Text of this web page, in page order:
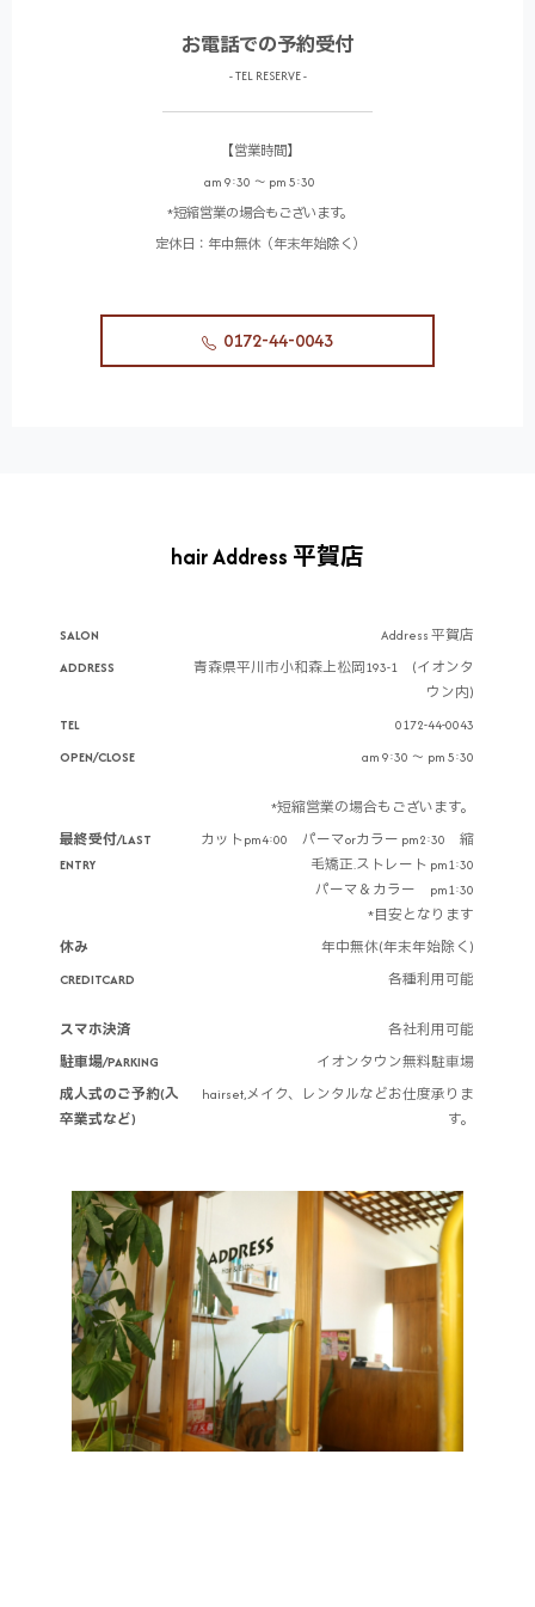
お電話での予約受付
- TEL RESERVE -
【営業時間】
am 9:30 〜 pm 5:30
*短縮営業の場合もございます。
定休日：年中無休（年末年始除く）
0172-44-0043
hair Address 平賀店
SALON
Address 平賀店
ADDRESS
青森県平川市小和森上松岡193-1 (イオンタ
ウン内)
TEL
0172-44-0043
OPEN/CLOSE
am 9:30 ～ pm 5:30
*短縮営業の場合もございます。
最終受付/LAST
ENTRY
カットpm4:00 パーマorカラー pm2:30 縮
毛矯正.ストレート pm1:30
パーマ＆カラー pm1:30
*目安となります
休み
年中無休(年末年始除く)
CREDITCARD
スマホ決済
各種利用可能
各社利用可能
駐車場/PARKING
イオンタウン無料駐車場
成人式のご予約(入
卒業式など)
hairset,メイク、レンタルなどお仕度承りま
す。